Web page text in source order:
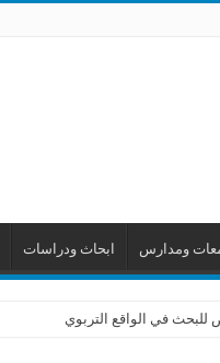
ومدارس ابحاث ودراسات
للبحث في الواقع التربوي